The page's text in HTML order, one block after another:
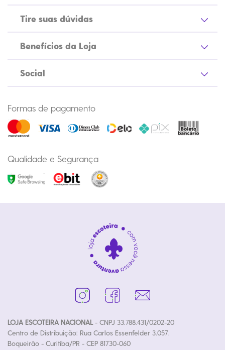
Tire suas dúvidas
Benefícios da Loja
Social
Formas de pagamento
Qualidade e Segurança
LOJA ESCOTEIRA NACIONAL- CNPJ 33.788.431/0202-20
Centro de Distribuição: Rua Carlos Essenfelder 3.057,
Boqueirão - Curitiba/PR - CEP 81730-060